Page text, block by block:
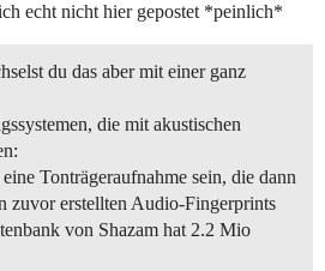
echt nicht hier gepostet *peinlich*
du das aber mit einer ganz
die mit akustischen
Tonträgeraufnahme sein, die dann
zuvor erstellten Audio-Fingerprints
von Shazam hat 2.2 Mio